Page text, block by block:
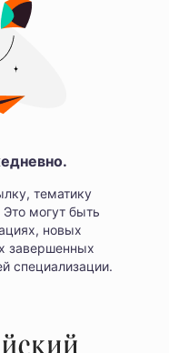
тематику
могут быть
новых
завершенных
специализации.